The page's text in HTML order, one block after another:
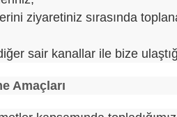
ziyaretiniz sırasında
sair kanallar ile bize
Amaçları